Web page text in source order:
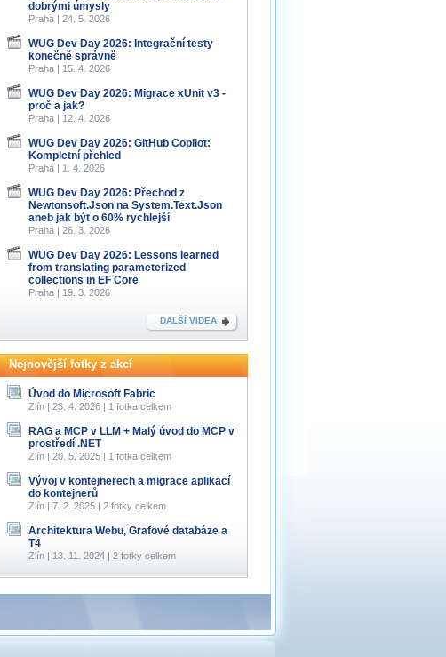
dobrými úmysly
Praha | 24. 5. 2026
WUG Dev Day 2026: Integrační testy
konečně správně
Praha | 15. 4. 2026
WUG Dev Day 2026: Migrace xUnit v3 -
proč a jak?
Praha | 12. 4. 2026
WUG Dev Day 2026: GitHub Copilot:
Kompletní přehled
Praha | 1. 4. 2026
WUG Dev Day 2026: Přechod z
Newtonsoft.Json na System.Text.Json
aneb jak být o 60% rychlejší
Praha | 26. 3. 2026
WUG Dev Day 2026: Lessons learned
from translating parameterized
collections in EF Core
Praha | 19. 3. 2026
DALŠÍ VIDEA
Nejnovější fotky z akcí
Úvod do Microsoft Fabric
Zlín | 23. 4. 2026 | 1 fotka celkem
RAG a MCP v LLM + Malý úvod do MCP v
prostředí .NET
Zlín | 20. 5. 2025 | 1 fotka celkem
Vývoj v kontejnerech a migrace aplikací
do kontejnerů
Zlín | 7. 2. 2025 | 2 fotky celkem
Architektura Webu, Grafové databáze a
T4
Zlín | 13. 11. 2024 | 2 fotky celkem